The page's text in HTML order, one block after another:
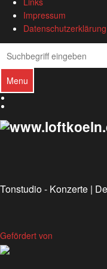
Impressum
Datenschutzerklärung
Search
Search
Menu
Deutsch
Tonstudio - Konzerte |
Gefördert von